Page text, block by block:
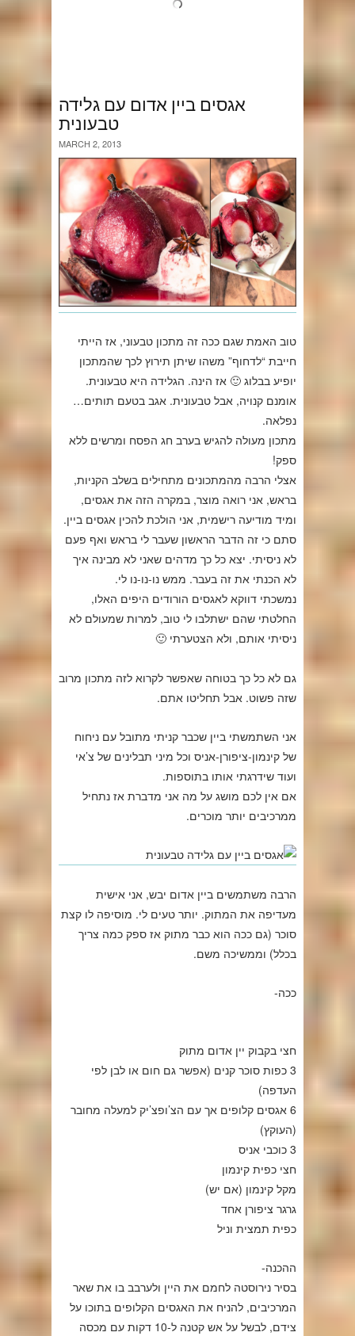
אגסים ביין אדום עם גלידה
טבעונית
MARCH 2, 2013
טוב האמת שגם ככה זה מתכון טבעוני, אז הייתי
חייבת “לדחוף” משהו שיתן תירוץ לכך שהמתכון
יופיע בבלוג 🙂 אז הינה. הגלידה היא טבעונית.
אומנם קנויה, אבל טבעונית. אגב בטעם תותים…
נפלאה.
מתכון מעולה להגיש בערב חג הפסח ומרשים ללא
ספק!
אצלי הרבה מהמתכונים מתחילים בשלב הקניות,
בראש, אני רואה מוצר, במקרה הזה את אגסים,
ומיד מודיעה רישמית, אני הולכת להכין אגסים ביין.
סתם כי זה הדבר הראשון שעבר לי בראש ואף פעם
לא ניסיתי. יצא כל כך מדהים שאני לא מבינה איך
לא הכנתי את זה בעבר. ממש נו-נו-נו לי.
נמשכתי דווקא לאגסים הורודים היפים האלו,
החלטתי שהם ישתלבו לי טוב, למרות שמעולם לא
ניסיתי אותם, ולא הצטערתי 🙂
גם לא כל כך בטוחה שאפשר לקרוא לזה מתכון מרוב
שזה פשוט. אבל תחליטו אתם.
אני השתמשתי ביין שכבר קניתי מתובל עם ניחוח
של קינמון-ציפורן-אניס וכל מיני תבלינים של צ’אי
ועוד שידרגתי אותו בתוספות.
אם אין לכם מושג על מה אני מדברת אז נתחיל
ממרכיבים יותר מוכרים.
הרבה משתמשים ביין אדום יבש, אני אישית
מעדיפה את המתוק. יותר טעים לי. מוסיפה לו קצת
סוכר (גם ככה הוא כבר מתוק אז ספק כמה צריך
בכלל) וממשיכה משם.
ככה-
חצי בקבוק יין אדום מתוק
3 כפות סוכר קנים (אפשר גם חום או לבן לפי
העדפה)
6 אגסים קלופים אך עם הצ’ופצ’יק למעלה מחובר
(העוקץ)
3 כוכבי אניס
חצי כפית קינמון
מקל קינמון (אם יש)
גרגר ציפורן אחד
כפית תמצית וניל
ההכנה-
בסיר נירוסטה לחמם את היין ולערבב בו את שאר
המרכיבים, להניח את האגסים הקלופים בתוכו על
צידם, לבשל על אש קטנה ל-10 דקות עם מכסה